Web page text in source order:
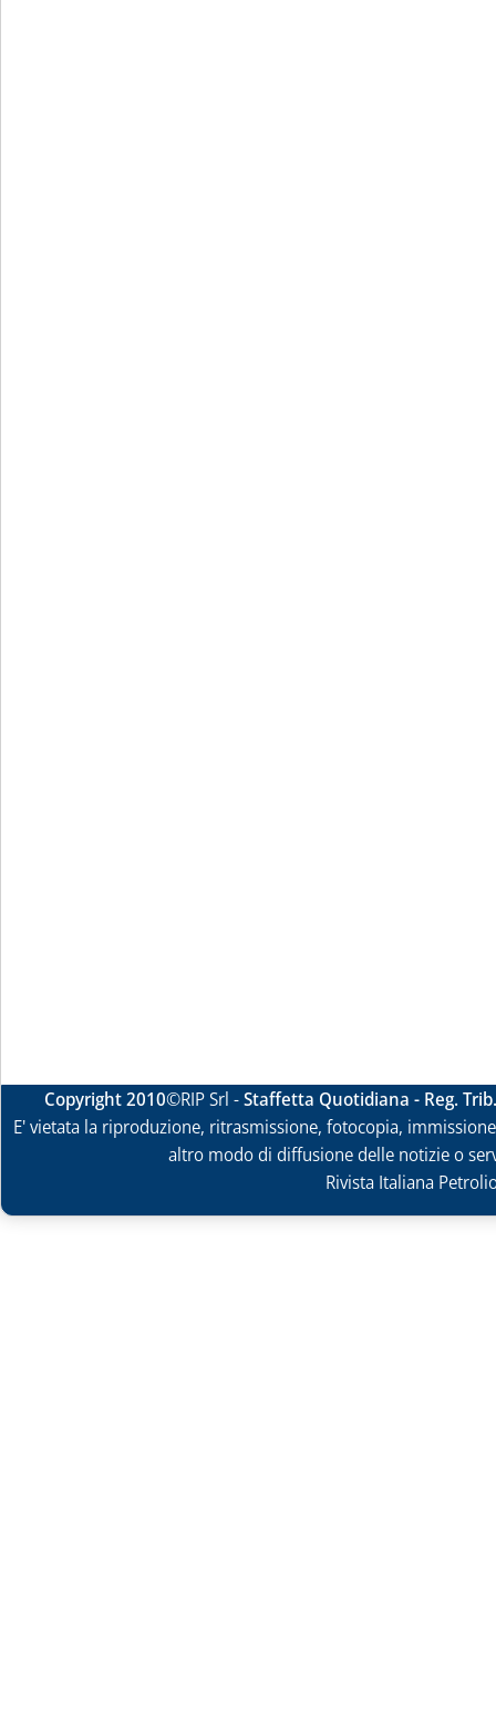
Copyright 2010©RIP Srl -Staffetta Quotidiana - Reg.
E' vietata la riproduzione, ritrasmissione, fotocopia,
altro modo di diffusione delle notizie o
Rivista Italiana